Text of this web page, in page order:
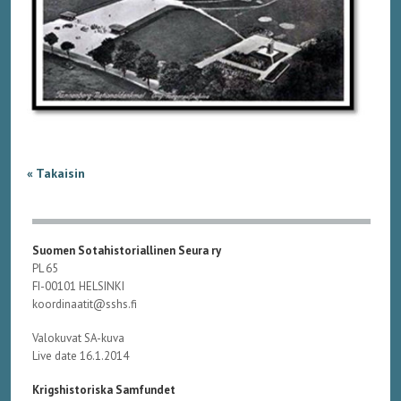
« Takaisin
Suomen Sotahistoriallinen Seura ry
PL 65
FI-00101 HELSINKI
koordinaatit@sshs.fi
Valokuvat SA-kuva
Live date 16.1.2014
Krigshistoriska Samfundet